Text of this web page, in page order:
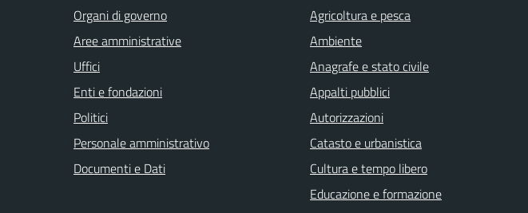
Organi di governo
Aree amministrative
Uffici
Enti e fondazioni
Politici
Personale amministrativo
Documenti e Dati
Agricoltura e pesca
Ambiente
Anagrafe e stato civile
Appalti pubblici
Autorizzazioni
Catasto e urbanistica
Cultura e tempo libero
Educazione e formazione